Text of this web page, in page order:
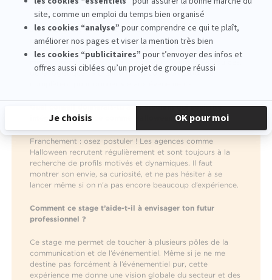
communication ?
J’ai découvert qu’il y a beaucoup de pôles différents qui
participent à la réussite d’un même projet. Chaque
personne a son rôle, mais tout le monde avance dans la
même direction. C’est une vraie synergie entre les équipes,
où la logistique, la création et la communication se
Quel conseil donnerais-tu à un étudiant qui souhaite
intégrer une agence comme Halloween ?
Franchement : osez postuler ! Les agences comme
Halloween recrutent régulièrement et sont toujours à la
recherche de profils motivés et dynamiques. Il faut
montrer son envie, sa curiosité, et ne pas hésiter à se
lancer même si on n’a pas encore beaucoup d’expérience.
Comment ce stage t’aide-t-il à envisager ton futur
professionnel ?
Ce stage me permet de toucher à plusieurs pôles de la
communication et de l’événementiel. Même si je ne me
destine pas forcément à l’événementiel pur, cette
expérience me donne une vision globale du secteur et des